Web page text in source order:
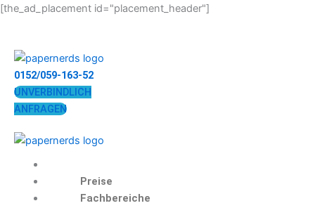
[the_ad_placement id="placement_header"]
Zum
0152/059-163-52
UNVERBINDLICH
ANFRAGEN
Preise
Fachbereiche